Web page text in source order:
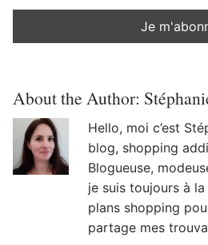
About the Author:
Hello, moi c’est
blog, shopping
Blogueuse,
je suis toujours à
plans shopping
partage mes